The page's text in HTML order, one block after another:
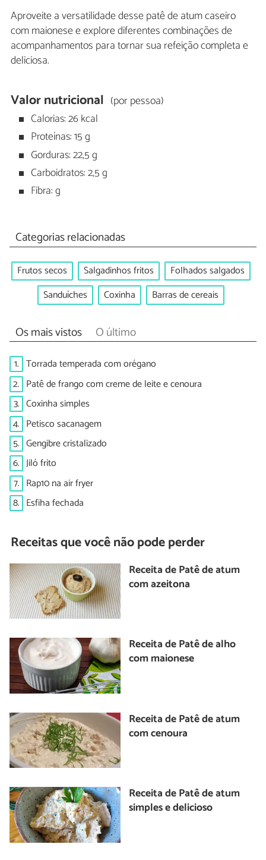
Aproveite a versatilidade desse patê de atum caseiro
com maionese e explore diferentes combinações de
acompanhamentos para tornar sua refeição completa e
deliciosa.
Valor nutricional (por pessoa)
Calorias: 26 kcal
Proteínas: 15 g
Gorduras: 22,5 g
Carboidratos: 2,5 g
Fibra: g
Categorias relacionadas
Frutos secos Salgadinhos fritos
Folhados salgados
Sanduíches
Coxinha Barras de cereais
Os mais vistos O último
1. Torrada temperada com orégano
2. Patê de frango com creme de leite e cenoura
3. Coxinha simples
4. Petisco sacanagem
5. Gengibre cristalizado
6. Jiló frito
7. Rap10 na air fryer
8. Esfiha fechada
Receitas que você não pode perder
Receita de Patê de atum
com azeitona
Receita de Patê de alho
com maionese
Receita de Patê de atum
com cenoura
Receita de Patê de atum
simples e delicioso